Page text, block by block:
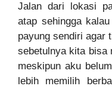
Jalan dari lokasi
atap sehingga
payung sendiri agar
sebetulnya kita bisa
meskipun aku
lebih memilih